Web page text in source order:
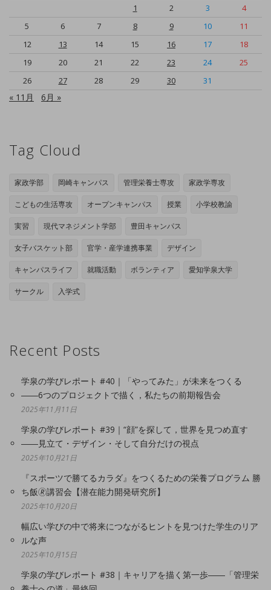
1
2 3
4
5
6 7 8 9 10
11
12
13 14 15 16 17
18
19
20 21 22 23 24
25
26
27 28 29 30 31
« 11月 6月 »
Tag Cloud
家政学部 岡崎キャンパス 管理栄養士専攻 家政学専攻
こどもの生活専攻 オープンキャンパス 授業 小学校教諭
実習 現代マネジメント学部 豊田キャンパス
女子バスケット部 官学・産学連携事業 デザイン
キャンパスライフ 就職活動 ボランティア 愛知学泉大学
サークル 入学式
Recent Posts
学泉の学びレポート #40｜「やってみた」が未来をつくる
――6つのプロジェクトで描く，私たちの前期報告会
2025年11月11日
学泉の学びレポート #39｜“顔”を探して，世界を見つめ直す
――見立て・デザイン・そして自分だけの視点
2025年10月21日
『スポーツで勝てるカラダ』をつくるための栄養プログラム 勝
ち飯🄬講習会【潜在能力開発研究所】
2025年10月20日
幅広い学びの中で将来につながるヒントを見つけた学生のリア
ルな声
2025年10月15日
学泉の学びレポート #38｜キャリアを描く第一歩――「管理栄